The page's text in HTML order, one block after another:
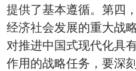
提供了基本遵循。第四
经济社会发展的重大战
对推进中国式现代化具
作用的战略任务，要深